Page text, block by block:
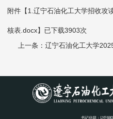
附件【1.辽宁石油化工大学招收攻
核表.docx】已下载3903次
上一条：辽宁石油化工大学
书记信箱：